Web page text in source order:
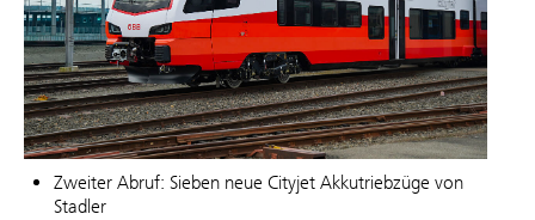
Zweiter Abruf: Sieben neue Cityjet Akkutriebzüge von
Stadler